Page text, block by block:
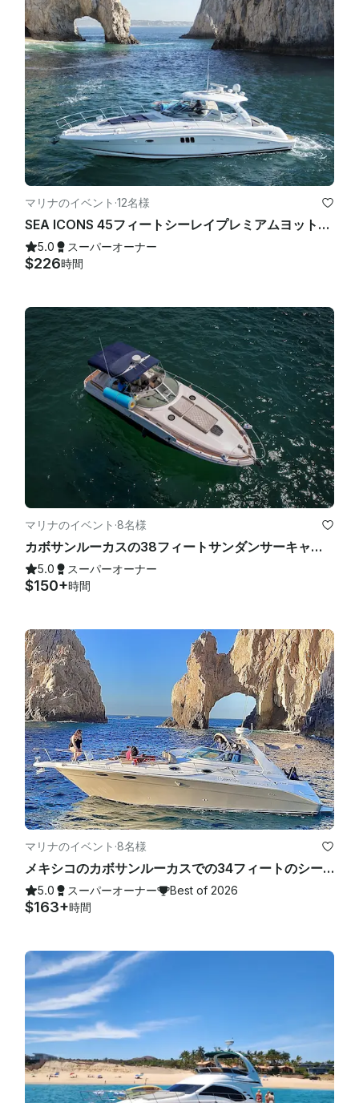
マリナのイベント ·12名様
SEA ICONS 45フィートシーレイプレミアムヨット-新品同様-オールインクルーシブ
5.0 スーパーオーナー
$226時間
マリナのイベント ·8名様
カボサンルーカスの38フィートサンダンサーキャプテン付きモーターヨットチャーター
5.0 スーパーオーナー
$150+時間
マリナのイベント ·8名様
メキシコのカボサンルーカスでの34フィートのシーレイサマータイムモーターヨットレンタル
5.0 スーパーオーナー Best of 2026
$163+時間